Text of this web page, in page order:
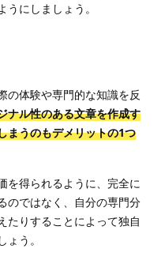
にしましょう。
の体験や専門的な知識を反
ナル性のある文章を作成す
まうのもデメリットの1つ
を得られるように、完全に
のではなく、自分の専門分
たりすることによって独自
う。